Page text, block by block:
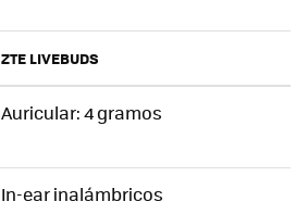
ZTE LIVEBUDS
Auricular: 4 gramos
In-ear inalámbricos